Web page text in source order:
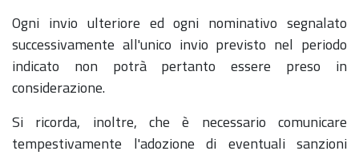
Ogni invio ulteriore ed ogni nominativo segnalato
successivamente all'unico invio previsto nel periodo
indicato non potrà pertanto essere preso in
considerazione.
Si ricorda, inoltre, che è necessario comunicare
tempestivamente l'adozione di eventuali sanzioni